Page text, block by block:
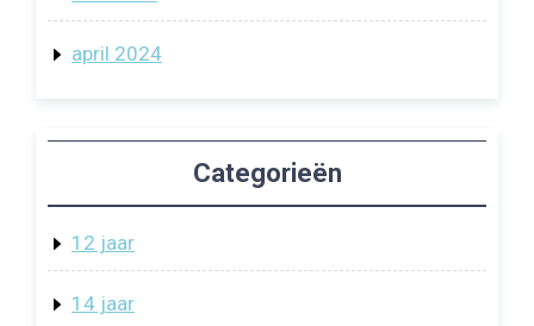
april 2024
Categorieën
12 jaar
14 jaar